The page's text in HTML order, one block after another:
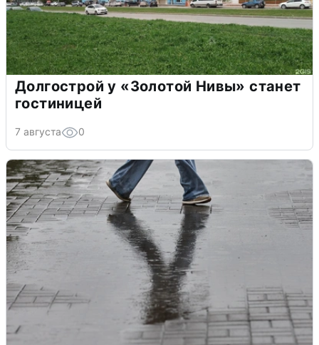
Долгострой у «Золотой Нивы» станет
гостиницей
7 августа 0